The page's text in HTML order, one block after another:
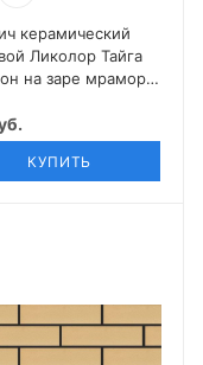
керамический
Ликолор Тайга
на заре мрамор
КУПИТЬ